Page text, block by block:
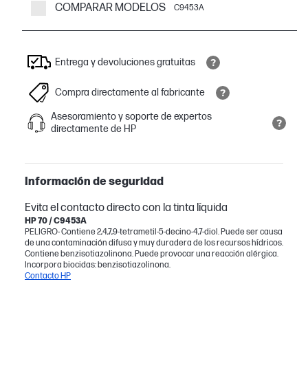
COMPARAR MODELOS C9453A
Entrega y devoluciones gratuitas
Compra directamente al fabricante
Asesoramiento y soporte de expertos
directamente de HP
Información de seguridad
Evita el contacto directo con la tinta líquida
HP 70 / C9453A
PELIGRO- Contiene 2,4,7,9-tetrametil-5-decino-4,7-diol. Puede ser causa
de una contaminación difusa y muy duradera de los recursos hídricos.
Contiene benzisotiazolinona. Puede provocar una reacción alérgica.
Incorpora biocidas: benzisotiazolinona.
Contacto HP